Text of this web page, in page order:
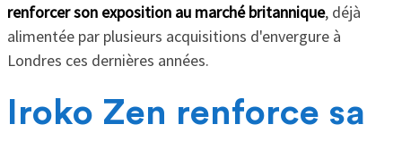
renforcer son exposition au marché britannique, déjà
alimentée par plusieurs acquisitions d'envergure à
Londres ces dernières années.
Iroko Zen renforce sa